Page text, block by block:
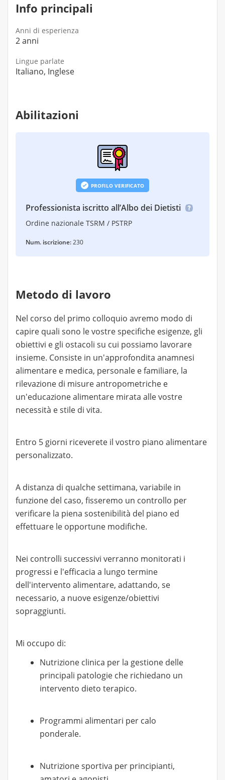
Info principali
Anni di esperienza
2 anni
Lingue parlate
Italiano, Inglese
Abilitazioni
PROFILO VERIFICATO
Professionista iscritto all’Albo dei Dietisti
Ordine nazionale TSRM / PSTRP
Num. iscrizione:230
Metodo di lavoro
Nel corso del primo colloquio avremo modo di
capire quali sono le vostre specifiche esigenze, gli
obiettivi e gli ostacoli su cui possiamo lavorare
insieme. Consiste in un'approfondita anamnesi
alimentare e medica, personale e familiare, la
rilevazione di misure antropometriche e
un'educazione alimentare mirata alle vostre
necessità e stile di vita.
Entro 5 giorni riceverete il vostro piano alimentare
personalizzato.
A distanza di qualche settimana, variabile in
funzione del caso, fisseremo un controllo per
verificare la piena sostenibilità del piano ed
effettuare le opportune modifiche.
Nei controlli successivi verranno monitorati i
progressi e l'efficacia a lungo termine
dell'intervento alimentare, adattando, se
necessario, a nuove esigenze/obiettivi
sopraggiunti.
Mi occupo di:
Nutrizione clinica per la gestione delle
principali patologie che richiedano un
intervento dieto terapico.
Programmi alimentari per calo
ponderale.
Nutrizione sportiva per principianti,